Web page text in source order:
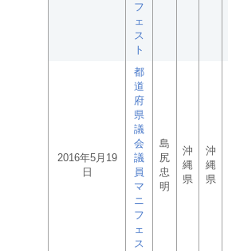
フ
ェ
ス
ト
2016年5月19
日
都
道
府
県
議
会
議
員
マ
ニ
フ
ェ
ス
島
尻
忠
明
沖
縄
県
沖
縄
県